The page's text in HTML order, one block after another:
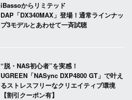
iBassoからリミテッド
DAP「DX340MAX」登場！通常ラインナッ
プ3モデルとあわせて一斉試聴
“脱・NAS初心者”を実感！
UGREEN「NASync DXP4800 GT」で叶え
るストレスフリーなクリエイティブ環境
【割引クーポン有】